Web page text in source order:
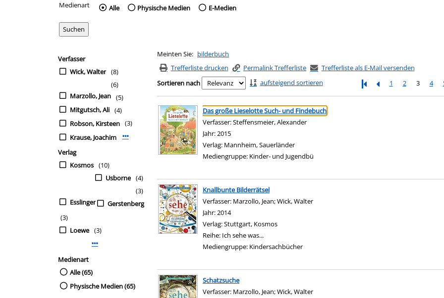
Medienart Wählen Sie die Medienart nach der Sie suchen wollen.
Alle Physische Medien E-Medien
Suchfilter
Zur Trefferliste springen
Verfasser
Wick, Walter (8)
Marzollo, Jean
(6)
Mitgutsch, Ali
(5)
Robson, Kirsteen
(4)
Krause, Joachim
(3)
Mehr Verfasser-Filter anzeigen
Verlag
Kosmos (10)
Usborne (4)
Esslinger
(3)
Gerstenberg
(3)
Loewe (3)
Medienart
Alle (65)
Physische Medien (65)
Meinten Sie: bilderbuch
Trefferliste drucken
Permalink Trefferliste
Trefferliste als E-Mail versenden
Sortieren nach
aufsteigend sortieren 1 2 3 4
Suchergebnis
Zu den Suchfiltern springen
Das große Lieselotte Such- und Findebuch
Verfasser:Steffensmeier, Alexander
Jahr:2015
Verlag: Mannheim, Sauerländer
Mediengruppe: Kinder- und Jugendbü
Knallbunte Bilderrätsel
Verfasser: Marzollo, Jean;Wick, Walter
Jahr:2014
Verlag:Stuttgart, Kosmos
Reihe: Ich sehe was...
Mediengruppe: Kindersachbücher
Schatzsuche
Verfasser: Marzollo, Jean;Wick, Walter